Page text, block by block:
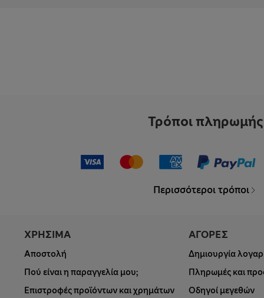
Τρόποι πληρωμής
Περισσότεροι τρόποι
ΧΡΗΣΙΜΑ
Αποστολή
Πού είναι η παραγγελία μου;
Επιστροφές προϊόντων και χρημάτων
ΑΓΟΡΕΣ
Δημιουργία
Πληρωμές και
Οδηγοί μεγεθών